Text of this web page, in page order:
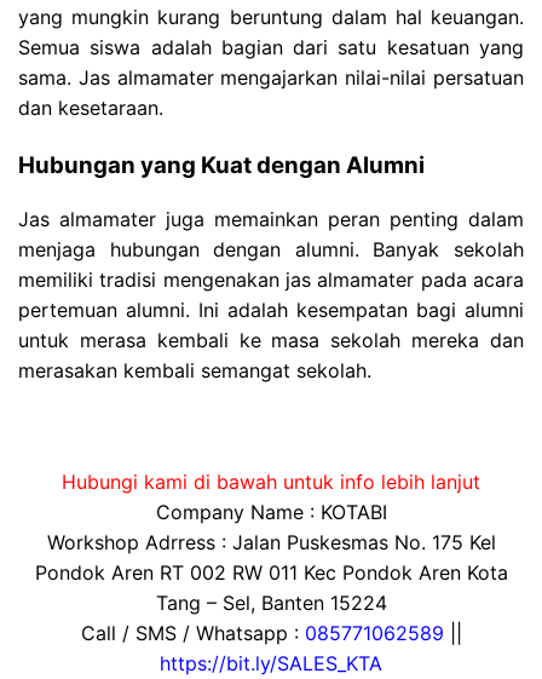
yang mungkin kurang beruntung dalam hal keuangan.
Semua siswa adalah bagian dari satu kesatuan yang
sama. Jas almamater mengajarkan nilai-nilai persatuan
dan kesetaraan.
Hubungan yang Kuat dengan Alumni
Jas almamater juga memainkan peran penting dalam
menjaga hubungan dengan alumni. Banyak sekolah
memiliki tradisi mengenakan jas almamater pada acara
pertemuan alumni. Ini adalah kesempatan bagi alumni
untuk merasa kembali ke masa sekolah mereka dan
merasakan kembali semangat sekolah.
Hubungi kami di bawah untuk info lebih lanjut
Company Name : KOTABI
Workshop Adrress : Jalan Puskesmas No. 175 Kel
Pondok Aren RT 002 RW 011 Kec Pondok Aren Kota
Tang – Sel, Banten 15224
Call / SMS / Whatsapp : 085771062589
https://bit.ly/SALES_KTA